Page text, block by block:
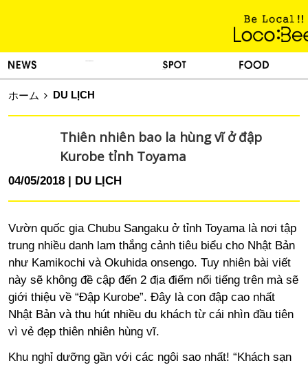
ホーム DU LỊCH
Thiên nhiên bao la hùng vĩ ở đập
Kurobe tỉnh Toyama
04/05/2018 DU LỊCH
Vườn quốc gia Chubu Sangaku ở tỉnh Toyama là nơi tập
trung nhiều danh lam thắng cảnh tiêu biểu cho Nhật Bản
như Kamikochi và Okuhida onsengo. Tuy nhiên bài viết
này sẽ không đề cập đến 2 địa điểm nổi tiếng trên mà sẽ
giới thiệu về “Đập Kurobe”. Đây là con đập cao nhất
Nhật Bản và thu hút nhiều du khách từ cái nhìn đầu tiên
vì vẻ đẹp thiên nhiên hùng vĩ.
Khu nghỉ dưỡng gần với các ngôi sao nhất! “Khách sạn